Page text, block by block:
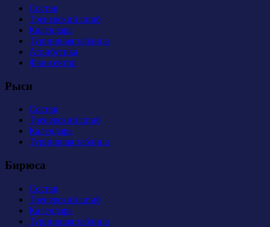
Состав
Тренерский штаб
Календарь
Турнирная таблица
Атрибутика
Фан-сектор
Рыси
Состав
Тренерский штаб
Календарь
Турнирная таблица
Бирюса
Состав
Тренерский штаб
Календарь
Турнирная таблица